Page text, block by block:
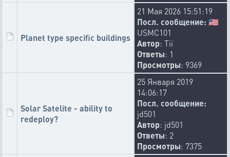
Planet type specific buildings
21 Мая 2026 15:51:19
Посл. сообщение: 🇺🇲
USMC101
Автор: Tii
Ответы: 1
Просмотры: 9369
Solar Satelite - ability to
redeploy?
25 Января 2019
14:06:17
Посл. сообщение:
jd501
Автор: jd501
Ответы: 2
Просмотры: 7375